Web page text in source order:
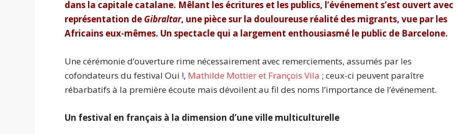
dans la capitale catalane. Mêlant les écritures et les publics, l’événement s’est ouvert avec
représentation de Gibraltar, une pièce sur la douloureuse réalité des migrants, vue par les
Africains eux-mêmes. Un spectacle qui a largement enthousiasmé le public de Barcelone.
Une cérémonie d’ouverture rime nécessairement avec remerciements, assumés par les
cofondateurs du festival Oui !, Mathilde Mottier et François Vila ; ceux-ci peuvent paraître
rébarbatifs à la première écoute mais dévoilent au fil des noms l’importance de l’événement.
Un festival en français à la dimension d’une ville multiculturelle